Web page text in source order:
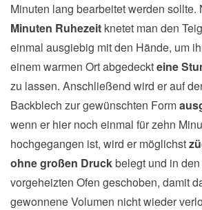
Minuten lang bearbeitet werden sollte.
Minuten Ruhezeit knetet man den
einmal ausgiebig mit den Hände, um
einem warmen Ort abgedeckteine
zu lassen. Anschließend wird er auf
Backblech zur gewünschten Form
wenn er hier noch einmal für zehn
hochgegangen ist, wird er möglichst
ohne großen Druckbelegt und in den
vorgeheizten Ofen geschoben, damit
gewonnene Volumen nicht wieder